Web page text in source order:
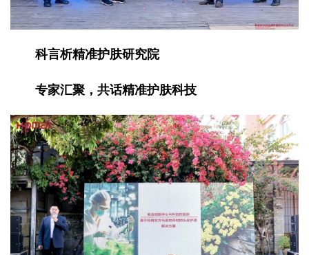
科言析精准护肤研究院
专家汇聚，共话精准护肤科技